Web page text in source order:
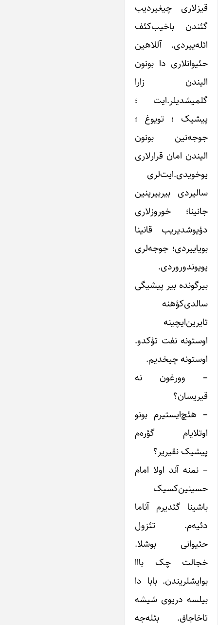
قیزلاری چیغیردیب
گئندن باخیب‌کئف
ائله‌ییردی. آللاهین
حئیوانلاری دا بونون
الیندن زارا
گلمیشدیلر.‌ایت ؛
پیشیک ؛ تویوغ ؛
جوجه‌نین بونون
الیندن امان قرارلاری
یوخویدی.‌ایت‌لری
سالیردی بیربیرینین
جانینا؛ خوروزلاری
دؤیوشدیریب قانینا
بویاییردی؛ جوجه‌لری
یویوندوروردی.
بیرگونده بیر پیشیگی
سالدی‌کؤهنه
تایرین‌ایچینه
اوستونه نفت تؤکدو.
اوستونه چیخدیم.
– وورغون نه
قیریسان؟
– هئچ‌ایستیرم بونو
اوتلایام گؤره‌م
پیشیک نقیریر؟
– نمنه آند اولا امام
حسینین‌کسیک
باشینا گئدیرم آناما
دئیه‌م. تئزول
حئیوانی بوشلا.
خجالت چک بااا
بو‌ایشلریندن. بابا دا
بیلسه دریوی شیشه
تاخاجاق. بئله‌جه